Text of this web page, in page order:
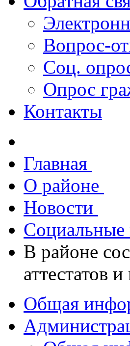
Вопрос-
Соц.
Опрос
Контакты
Главная
О районе
Новости
Социальные
В районе
аттестатов
Общая